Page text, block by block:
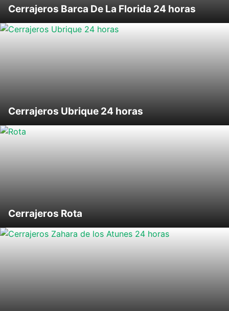
Cerrajeros Barca De La Florida 24 horas
Cerrajeros Ubrique 24 horas
Cerrajeros Rota